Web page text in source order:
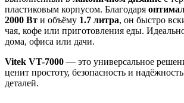
пластиковым корпусом. Благодаря
2000 Вт и объёму 1.7 литра, он быстро
чая, кофе или приготовления еды.
дома, офиса или дачи.
Vitek VT-7000 — это универсальное
ценит простоту, безопасность и
деталей.